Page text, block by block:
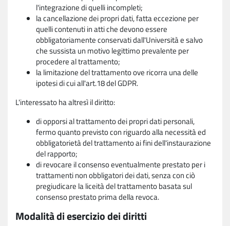
l'integrazione di quelli incompleti;
la cancellazione dei propri dati, fatta eccezione per
quelli contenuti in atti che devono essere
obbligatoriamente conservati dall'Università e salvo
che sussista un motivo legittimo prevalente per
procedere al trattamento;
la limitazione del trattamento ove ricorra una delle
ipotesi di cui all'art.18 del GDPR.
L'interessato ha altresì il diritto:
di opporsi al trattamento dei propri dati personali,
fermo quanto previsto con riguardo alla necessità ed
obbligatorietà del trattamento ai fini dell'instaurazione
del rapporto;
di revocare il consenso eventualmente prestato per i
trattamenti non obbligatori dei dati, senza con ciò
pregiudicare la liceità del trattamento basata sul
consenso prestato prima della revoca.
Modalità di esercizio dei diritti